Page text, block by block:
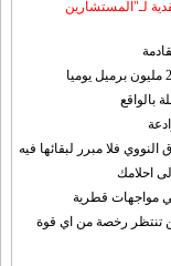
لـ"المستشارين
بالواقع
فلا مبرر لبقائها فيه
احلامك
مواجهات قطرية
لن تنتظر رخصة من اي قوة